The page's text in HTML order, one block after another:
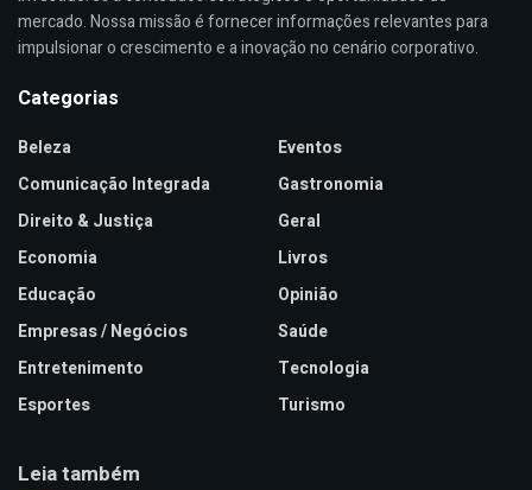
mercado. Nossa missão é fornecer informações relevantes para
impulsionar o crescimento e a inovação no cenário corporativo.
Categorias
Beleza
Comunicação Integrada
Direito & Justiça
Economia
Educação
Empresas / Negócios
Entretenimento
Esportes
Eventos
Gastronomia
Geral
Livros
Opinião
Saúde
Tecnologia
Turismo
Leia também